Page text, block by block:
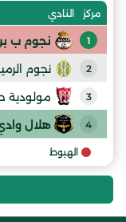
مركز النادي
1 نجوم ب
2 نجوم
3 مولودية
4 هلال
الهبوط